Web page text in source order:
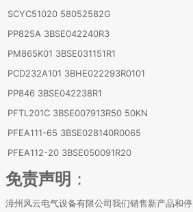
SCYC51020 58052582G
PP825A 3BSE042240R3
PM865K01 3BSE031151R1
PCD232A101 3BHE022293R0101
PP846 3BSE042238R1
PFTL201C 3BSE007913R50 50KN
PFEA111-65 3BSE028140R0065
PFEA112-20 3BSE050091R20
免责声明 ：
漳州风云电气设备有限公司我们销售新产品和停